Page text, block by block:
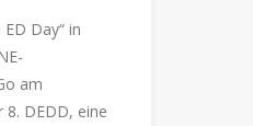
Day“ in
am
8. DEDD, eine